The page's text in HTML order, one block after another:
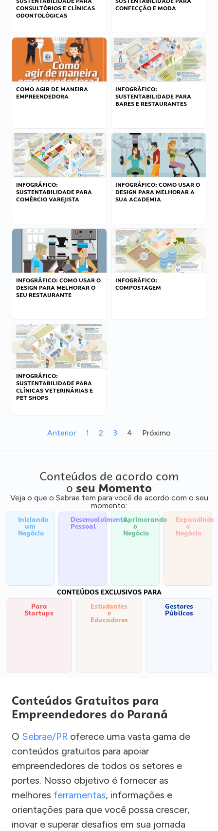
CONSULTÓRIOS E CLÍNICAS
ODONTOLÓGICAS
CONFECÇÃO E MODA
COMO AGIR DE MANEIRA
EMPREENDEDORA
INFOGRÁFICO:
SUSTENTABILIDADE PARA
BARES E RESTAURANTES
INFOGRÁFICO:
SUSTENTABILIDADE PARA
COMÉRCIO VAREJISTA
INFOGRÁFICO: COMO USAR O
DESIGN PARA MELHORAR A
SUA ACADEMIA
INFOGRÁFICO: COMO USAR O
DESIGN PARA MELHORAR O
SEU RESTAURANTE
INFOGRÁFICO:
COMPOSTAGEM
INFOGRÁFICO:
SUSTENTABILIDADE PARA
CLÍNICAS VETERINÁRIAS E
PET SHOPS
Anterior 1 2 3 4 Próximo
Conteúdos de acordo com
o seu Momento
Veja o que o Sebrae tem para você de acordo com o seu
momento:
Iniciando
um
Negócio
Desenvolvimento
Pessoal
Aprimorando
o
Negócio
Expandindo
o
Negócio
CONTEÚDOS EXCLUSIVOS PARA
Para
Startups
Estudantes
e
Educadores
Gestores
Públicos
Conteúdos Gratuitos para
Empreendedores do Paraná
O Sebrae/PR oferece uma vasta gama de
conteúdos gratuitos para apoiar
empreendedores de todos os setores e
portes. Nosso objetivo é fornecer as
melhores ferramentas, informações e
orientações para que você possa crescer,
inovar e superar desafios em sua jornada